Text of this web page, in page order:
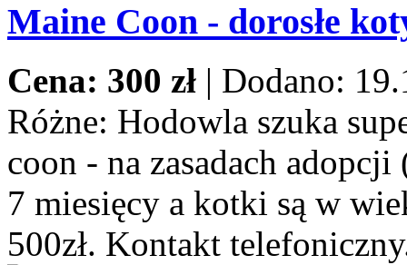
Maine Coon - dorosłe
Cena: 300 zł | Dodano:
Różne: Hodowla szuka
coon - na zasadach
7 miesięcy a kotki są w
500zł. Kontakt